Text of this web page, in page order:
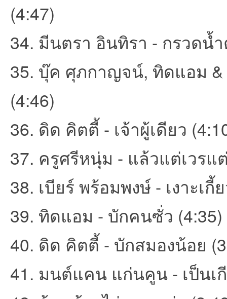
(4:47)
34. มีนตรา อินทิรา - กรวดน้
35. บุ๊ค ศุภกาญจน์, ทิดแอม
(4:46)
36. ดิด คิตตี้ - เจ้าผู้เดียว
37. ครูศรีหนุ่ม - แล้วแต่เวรแ
38. เบียร์ พร้อมพงษ์ - เงาะเกี้
39. ทิดแอม - บักคนซั่ว (4:35)
40. ดิด คิตตี้ - บักสมองน้อย
41. มนต์แคน แก่นคูน - เป็นเ